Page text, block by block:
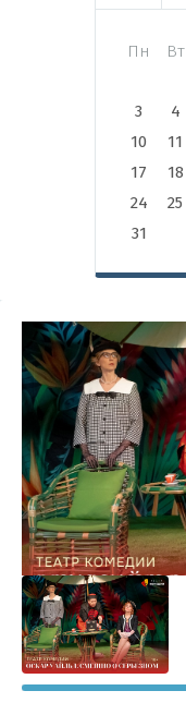
Пн Вт
3
4
10
11
17
18
24
25
31